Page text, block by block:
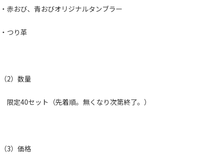
・赤おび、青おびオリジナルタンブラー
・つり革
（2）数量
限定40セット（先着順。無くなり次第終了。）
（3）価格